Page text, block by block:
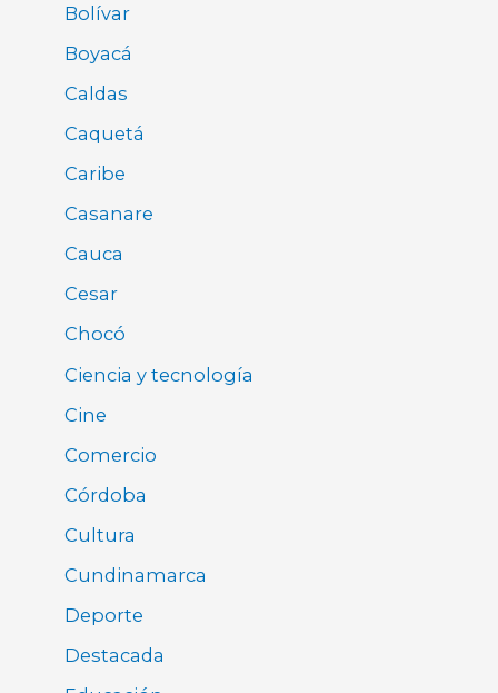
Bolívar
Boyacá
Caldas
Caquetá
Caribe
Casanare
Cauca
Cesar
Chocó
Ciencia y tecnología
Cine
Comercio
Córdoba
Cultura
Cundinamarca
Deporte
Destacada